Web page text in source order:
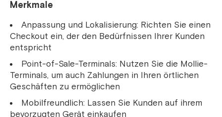
Merkmale
Anpassung und Lokalisierung: Richten Sie einen
Checkout ein, der den Bedürfnissen Ihrer Kunden
entspricht
Point-of-Sale-Terminals: Nutzen Sie die Mollie-
Terminals, um auch Zahlungen in Ihren örtlichen
Geschäften zu ermöglichen
Mobilfreundlich: Lassen Sie Kunden auf ihrem
bevorzugten Gerät einkaufen